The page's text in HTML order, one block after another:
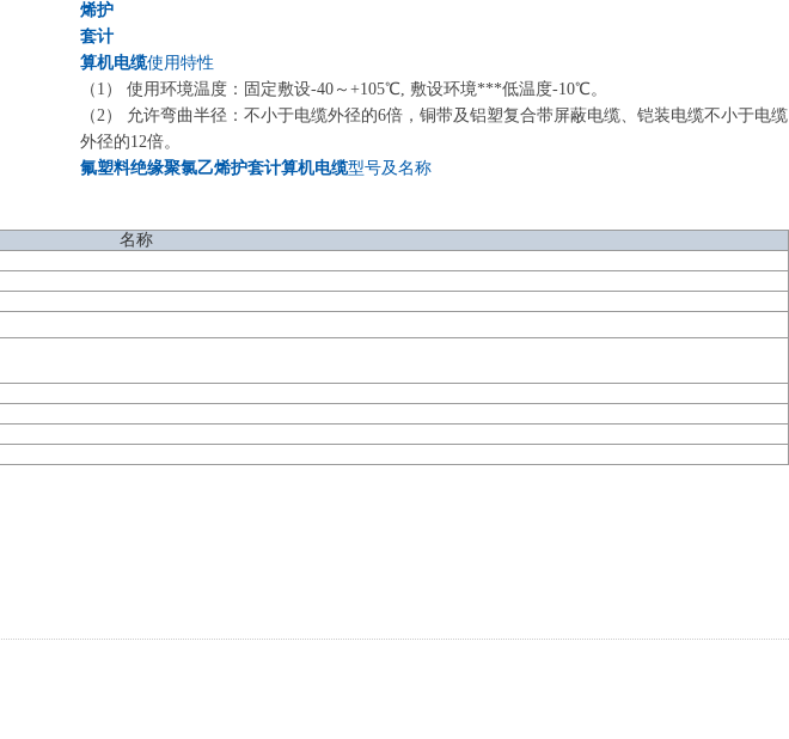
烯护
套计
算机电缆使用特性
（1） 使用环境温度：固定敷设-40～+105℃, 敷设环境***低温度-10℃。
（2） 允许弯曲半径：不小于电缆外径的6倍，铜带及铝塑复合带屏蔽电缆、铠装电缆不小于电缆
外径的12倍。
氟塑料绝缘聚氯乙烯护套计算机电缆型号及名称
名称